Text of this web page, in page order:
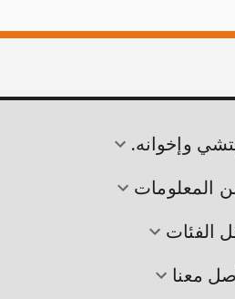
وإخوانه.
المعلومات
الفئات
معنا